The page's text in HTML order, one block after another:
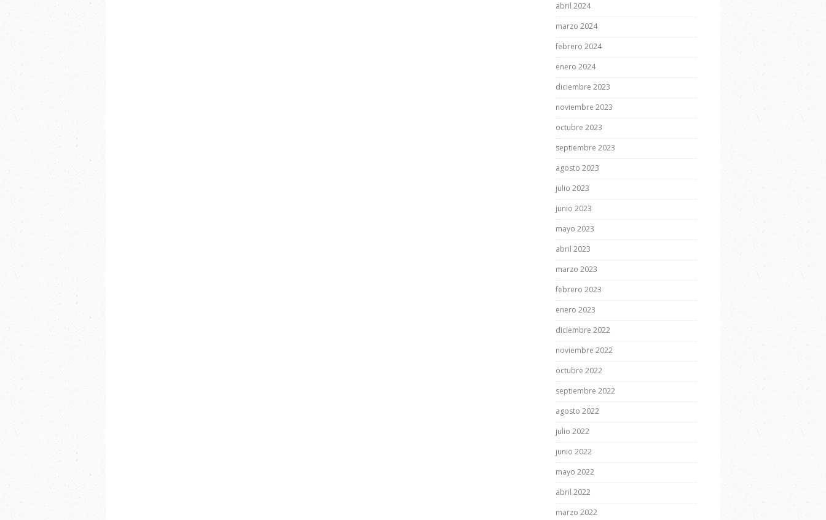
abril 2024
marzo 2024
febrero 2024
enero 2024
diciembre 2023
noviembre 2023
octubre 2023
septiembre 2023
agosto 2023
julio 2023
junio 2023
mayo 2023
abril 2023
marzo 2023
febrero 2023
enero 2023
diciembre 2022
noviembre 2022
octubre 2022
septiembre 2022
agosto 2022
julio 2022
junio 2022
mayo 2022
abril 2022
marzo 2022